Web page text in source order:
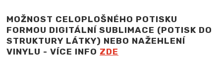
MOŽNOST CELOPLOŠNÉHO POTISKU
FORMOU DIGITÁLNÍ SUBLIMACE (POTISK DO
STRUKTURY LÁTKY) NEBO NAŽEHLENÍ
VINYLU - VÍCE INFO ZDE